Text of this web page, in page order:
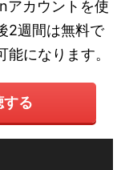
アカウントを使
2週間は無料で
になります。
する